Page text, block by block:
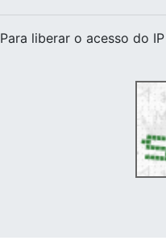
Para liberar o acesso do IP